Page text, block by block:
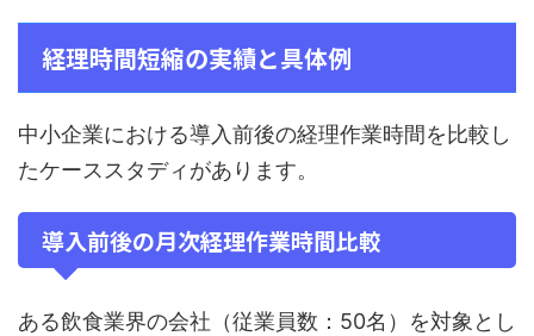
経理時間短縮の実績と具体例
中小企業における導入前後の経理作業時間を比較し
たケーススタディがあります。
導入前後の月次経理作業時間比較
ある飲食業界の会社（従業員数：50名）を対象とし